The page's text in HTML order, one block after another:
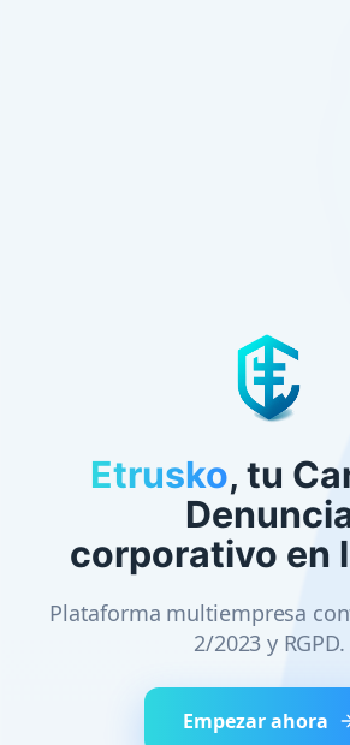
Etrusko, tu
corporativo en
Plataforma multiempresa
2/2023 y RGPD.
Empezar ahora